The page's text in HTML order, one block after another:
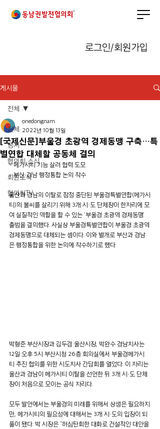
로그인/회원가입
게시물
전체
공지
협의회 소식
회원소식
협의회TV
전체
[국제신문]부울경 초광역 경제동맹 구축…특
별연합 대체할 공동체 결의
onedongnam
2022년 10월 13일
- 메가시티 기능 살려 협력 도모
- 부산·경남 행정통합 논의 착수
울산과 경남의 이탈로 잠정 중단된 부울경특별연합(메가시
티)의 불씨를 살리기 위해 3개 시·도 단체장이 한자리에 모
여 실질적인 역할을 할 수 있는 ‘부울경 초광역 경제동맹’
출범을 결의했다. 사실상 부울경특별연합이 부울경 초광역
경제동맹으로 대체되는 셈이다. 이와 별개로 부산과 경남
은 행정통합을 위한 논의에 착수하기로 했다.
박형준 부산시장과 김두겸 울산시장, 박완수 경남지사는
12일 오후 5시 부산시청 26층 회의실에서 부울경메가시
티 추진 협의를 위한 시도지사 간담회를 열었다. 이 자리는
울산과 경남이 메가시티 이탈을 선언한 뒤 3개 시·도 단체
장이 처음으로 모이는 공식 자리다.
모두 발언에서는 부울경의 미래를 위해서 상생은 필요하지
만, 메가시티의 필요성에 대해서는 3개 시·도의 입장이 되
풀이 됐다. 박 시장은 “허심탄회한 대화로 건설적인 대안을